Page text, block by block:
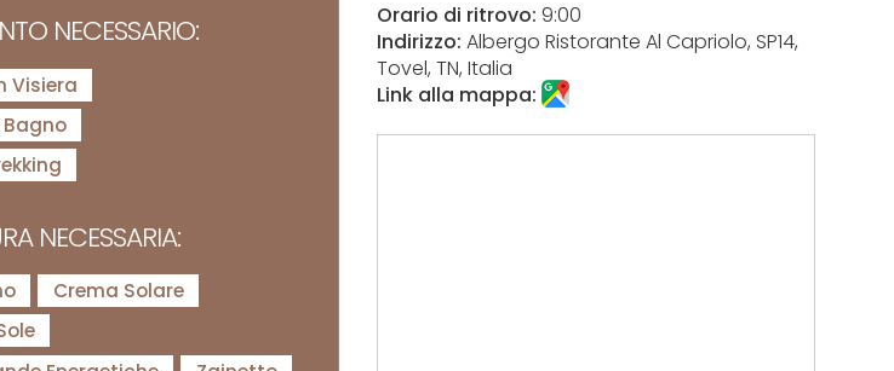
NECESSARIO:
Visiera
NECESSARIA:
Crema Solare
Orario di ritrovo: 9:00
Indirizzo: Albergo Ristorante Al Capriolo, SP14,
Tovel, TN, Italia
Link alla mappa: